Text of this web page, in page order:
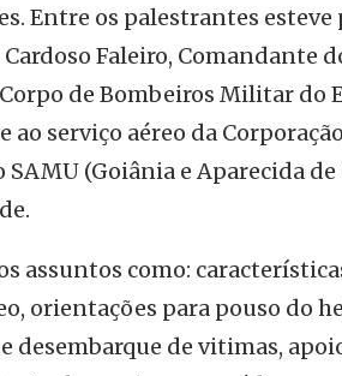
Entre os palestrantes esteve
Faleiro, Comandante
de Bombeiros Militar do
serviço aéreo da
(Goiânia e Aparecida de
assuntos como:
orientações para pouso do
desembarque de vitimas,